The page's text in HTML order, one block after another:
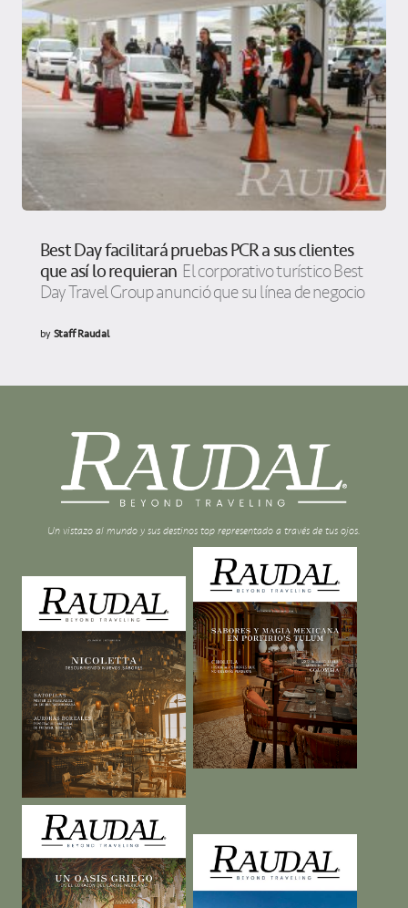
Best Day facilitará pruebas PCR a sus clientes
que así lo requieran El corporativo turístico Best
Day Travel Group anunció que su línea de negocio
byStaff Raudal
Un vistazo al mundo y sus destinos top representado a través de tus ojos.